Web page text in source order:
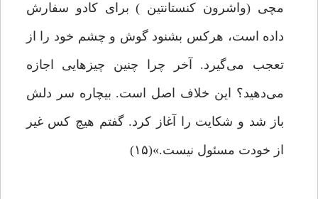
مچی (واشرون کنستانتین ) برای کادو سفارش
داده است، هرکس بشنود گوش و چشم خود را از
تعجب می‌گیرد. آخر چرا چنین چیزهایی اجازه
می‌دهید؟ این خلاف اصل است. بیچاره سر دلش
باز شد و شکایت را آغاز کرد. گفتم هیچ کس غیر
از خودت مسئول نیست.»(۱۵)